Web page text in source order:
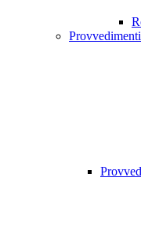
Provvedimenti